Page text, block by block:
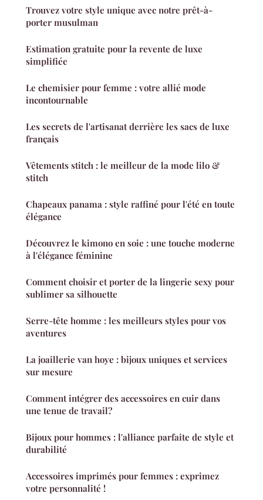
Trouvez votre style unique avec notre prêt-à-
porter musulman
Estimation gratuite pour la revente de luxe
simplifiée
Le chemisier pour femme : votre allié mode
incontournable
Les secrets de l'artisanat derrière les sacs de luxe
français
Vêtements stitch : le meilleur de la mode lilo &
stitch
Chapeaux panama : style raffiné pour l'été en toute
élégance
Découvrez le kimono en soie : une touche moderne
à l'élégance féminine
Comment choisir et porter de la lingerie sexy pour
sublimer sa silhouette
Serre-tête homme : les meilleurs styles pour vos
aventures
La joaillerie van hoye : bijoux uniques et services
sur mesure
Comment intégrer des accessoires en cuir dans
une tenue de travail?
Bijoux pour hommes : l'alliance parfaite de style et
durabilité
Accessoires imprimés pour femmes : exprimez
votre personnalité !